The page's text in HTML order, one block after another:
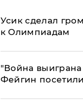
Усик сделал
к Олимпиадам
"Война
Фейгин